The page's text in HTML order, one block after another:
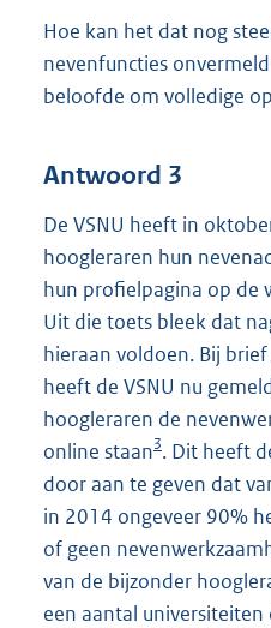
Hoe kan het dat nog
nevenfuncties
beloofde om volledige
Antwoord 3
De VSNU heeft in
hoogleraren hun
hun profielpagina op de
Uit die toets bleek dat
hieraan voldoen. Bij
heeft de VSNU nu
hoogleraren de
online staan3. Dit heeft
door aan te geven dat
in 2014 ongeveer 90%
of geen
van de bijzonder
een aantal